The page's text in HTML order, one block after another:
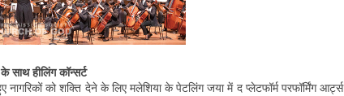
साथ हीलिंग कॉन्सर्ट
को शक्ति देने के लिए मलेशिया के पेटलिंग जया में द प्लेटफॉर्म परफॉर्मिंग आर्ट्स